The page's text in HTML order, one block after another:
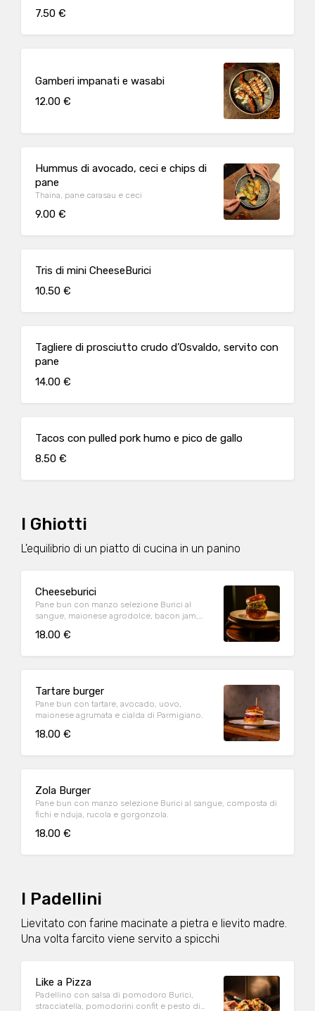
7.50 €
Gamberi impanati e wasabi
12.00 €
Hummus di avocado, ceci e chips di
pane
Thaina, pane carasau e ceci
9.00 €
Tris di mini CheeseBurici
10.50 €
Tagliere di prosciutto crudo d’Osvaldo, servito con
pane
14.00 €
Tacos con pulled pork humo e pico de gallo
8.50 €
I Ghiotti
L'equilibrio di un piatto di cucina in un panino
Cheeseburici
Pane bun con manzo selezione Burici al
sangue, maionese agrodolce, bacon jam,
18.00 €
Tartare burger
Pane bun con tartare, avocado, uovo,
maionese agrumata e cialda di Parmigiano.
18.00 €
Zola Burger
Pane bun con manzo selezione Burici al sangue, composta di
fichi e nduja, rucola e gorgonzola.
18.00 €
I Padellini
Lievitato con farine macinate a pietra e lievito madre.
Una volta farcito viene servito a spicchi
Like a Pizza
Padellino con salsa di pomodoro Burici,
stracciatella, pomodorini confit e pesto di